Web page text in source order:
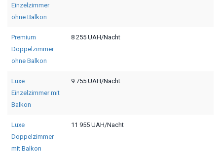
Einzelzimmer
ohne Balkon
Premium
Doppelzimmer
ohne Balkon
8 255 UAH/Nacht
Luxe
Einzelzimmer mit
Balkon
9 755 UAH/Nacht
Luxe
Doppelzimmer
mit Balkon
11 955 UAH/Nacht